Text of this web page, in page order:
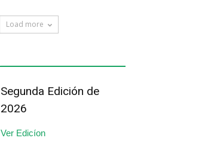
Load more
Segunda Edición de
2026
Ver Edicíon